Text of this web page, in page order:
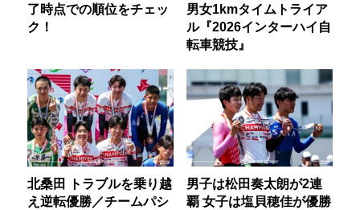
了時点での順位をチェッ
ク！
男女1kmタイムトライア
ル『2026インターハイ自
転車競技』
北桑田 トラブルを乗り越
え逆転優勝／チームパシ
男子は松田奏太朗が2連
覇 女子は塩貝穂佳が優勝